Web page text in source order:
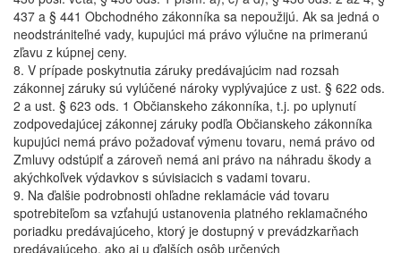
437 a § 441 Obchodného zákonníka sa nepoužijú. Ak sa jedná o
neodstrániteľné vady, kupujúci má právo výlučne na primeranú
zľavu z kúpnej ceny.
8. V prípade poskytnutia záruky predávajúcim nad rozsah
zákonnej záruky sú vylúčené nároky vyplývajúce z ust. § 622 ods.
2 a ust. § 623 ods. 1 Občianskeho zákonníka, t.j. po uplynutí
zodpovedajúcej zákonnej záruky podľa Občianskeho zákonníka
kupujúci nemá právo požadovať výmenu tovaru, nemá právo od
Zmluvy odstúpiť a zároveň nemá ani právo na náhradu škody a
akýchkoľvek výdavkov s súvisiacich s vadami tovaru.
9. Na ďalšie podrobnosti ohľadne reklamácie vád tovaru
spotrebiteľom sa vzťahujú ustanovenia platného reklamačného
poriadku predávajúceho, ktorý je dostupný v prevádzkarňach
predávajúceho, ako aj u ďalších osôb určených